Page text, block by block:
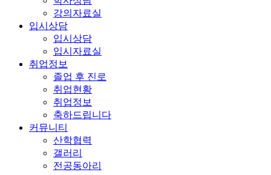
강의자료실
입시상담
입시상담
입시자료실
취업정보
졸업 후 진로
취업현황
취업정보
축하드립니다
커뮤니티
산학협력
갤러리
전공동아리